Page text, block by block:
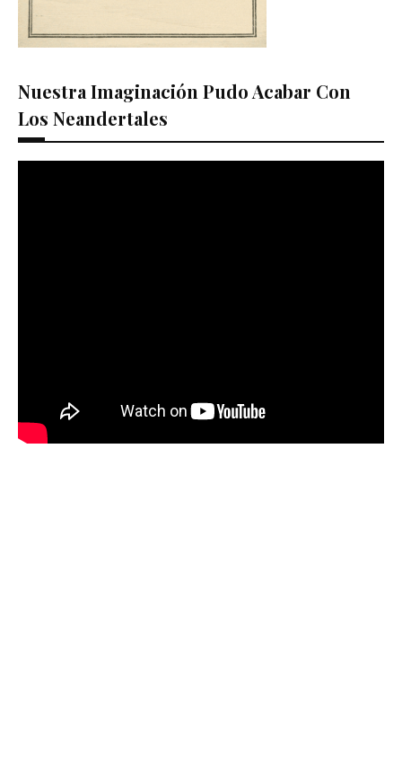
Nuestra Imaginación Pudo Acabar Con
Los Neandertales